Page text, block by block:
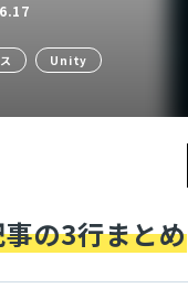
Unity
の3行まとめ